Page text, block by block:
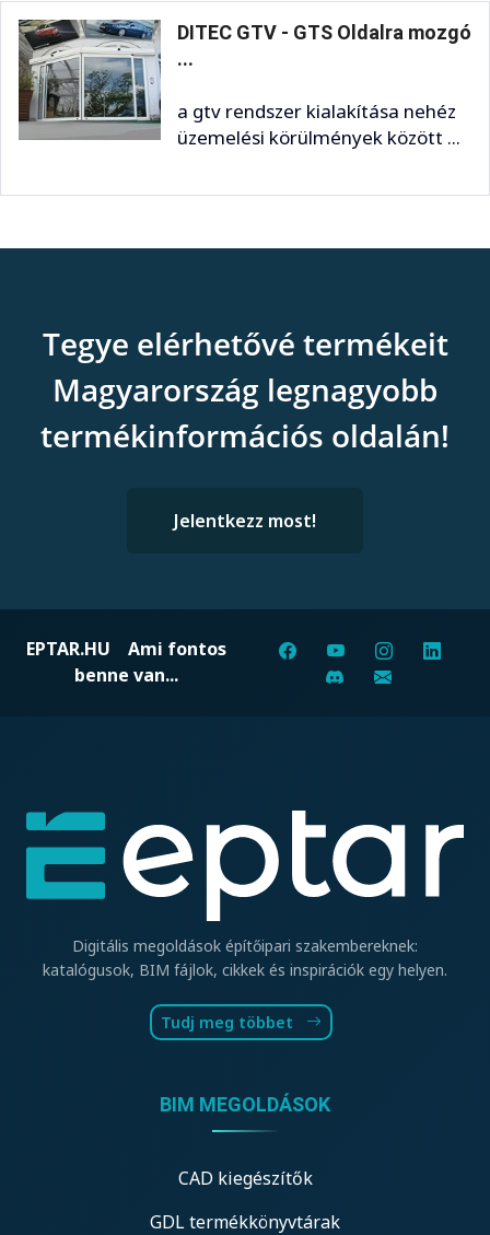
DITEC GTV - GTS Oldalra mozgó
...
a gtv rendszer kialakítása nehéz
üzemelési körülmények között ...
Tegye elérhetővé termékeit
Magyarország legnagyobb
termékinformációs oldalán!
Jelentkezz most!
EPTAR.HU Ami fontos
benne van...
Digitális megoldások építőipari szakembereknek:
katalógusok, BIM fájlok, cikkek és inspirációk egy helyen.
Tudj meg többet
BIM MEGOLDÁSOK
CAD kiegészítők
GDL termékkönyvtárak